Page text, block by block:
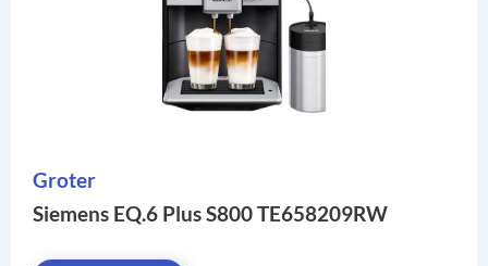
Groter
Siemens EQ.6 Plus S800 TE658209RW